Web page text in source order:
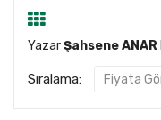
YazarŞahsene ANAR
Sıralama: